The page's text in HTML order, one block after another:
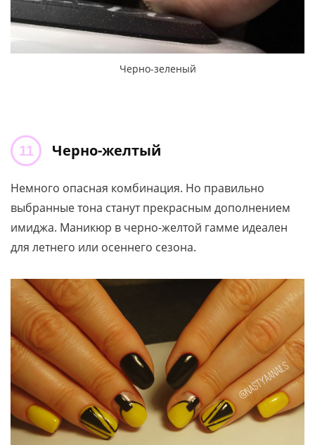
Черно-зеленый
Черно-желтый
Немного опасная комбинация. Но правильно
выбранные тона станут прекрасным дополнением
имиджа. Маникюр в черно-желтой гамме идеален
для летнего или осеннего сезона.